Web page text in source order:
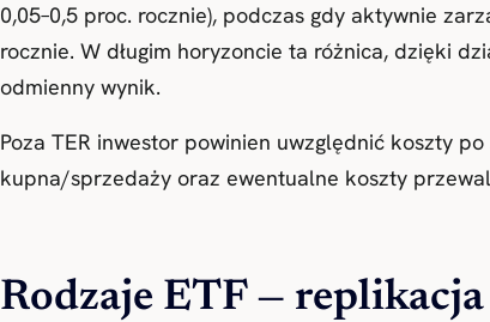
0,05–0,5 proc. rocznie), podczas gdy aktywnie
rocznie. W długim horyzoncie ta różnica, dzięki
odmienny wynik.
Poza TER inwestor powinien uwzględnić koszty
kupna/sprzedaży oraz ewentualne koszty
Rodzaje ETF —